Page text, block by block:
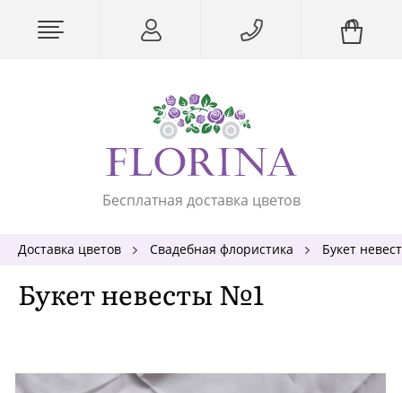
Бесплатная доставка цветов
Доставка цветов Свадебная флористика Букет
Букет невесты №1